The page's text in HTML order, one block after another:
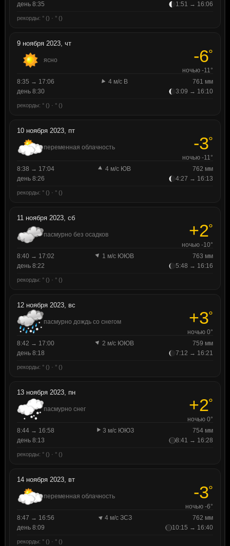
день 8:35
1:51 → 16:06
рекорды: ° () · ° ()
9 ноября 2023, чт
ясно -6°
ночью -11°
8:35 → 17:06
4 м/с В
761 мм
день 8:30
3:09 → 16:10
рекорды: ° () · ° ()
10 ноября 2023, пт
переменная облачность -3°
ночью -11°
8:38 → 17:04
4 м/с ЮВ
762 мм
день 8:26
4:27 → 16:13
рекорды: ° () · ° ()
11 ноября 2023, сб
пасмурно без осадков +2°
ночью -10°
8:40 → 17:02
1 м/с ЮЮВ
763 мм
день 8:22
5:48 → 16:16
рекорды: ° () · ° ()
12 ноября 2023, вс
пасмурно дождь со снегом +3°
ночью 0°
8:42 → 17:00
2 м/с ЮЮВ
759 мм
день 8:18
7:12 → 16:21
рекорды: ° () · ° ()
13 ноября 2023, пн
пасмурно снег +2°
ночью 0°
8:44 → 16:58
3 м/с ЮЮЗ
754 мм
день 8:13
8:41 → 16:28
рекорды: ° () · ° ()
14 ноября 2023, вт
переменная облачность -3°
ночью -6°
8:47 → 16:56
4 м/с ЗСЗ
762 мм
день 8:09
10:15 → 16:40
рекорды: ° () · ° ()